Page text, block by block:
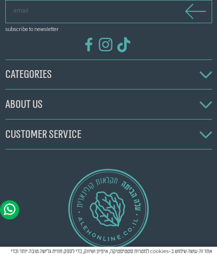
subscribe to newsletter
Categories
About us
Customer service
אתר זה עושה שימוש ב-cookies למטרות סטטיסטיקה, איפיון ושיווק, כדי לספק חווית גלישה טובה יותר וכדי